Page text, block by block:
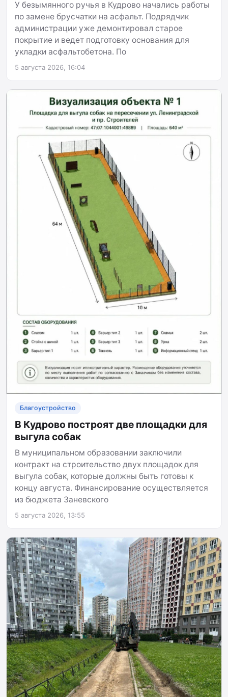
У безымянного ручья в Кудрово начались работы
по замене брусчатки на асфальт. Подрядчик
администрации уже демонтировал старое
покрытие и ведет подготовку основания для
укладки асфальтобетона. По
5 августа 2026, 16:04
Благоустройство
В Кудрово построят две площадки для
выгула собак
В муниципальном образовании заключили
контракт на строительство двух площадок для
выгула собак, которые должны быть готовы к
концу августа. Финансирование осуществляется
из бюджета Заневского
5 августа 2026, 13:55